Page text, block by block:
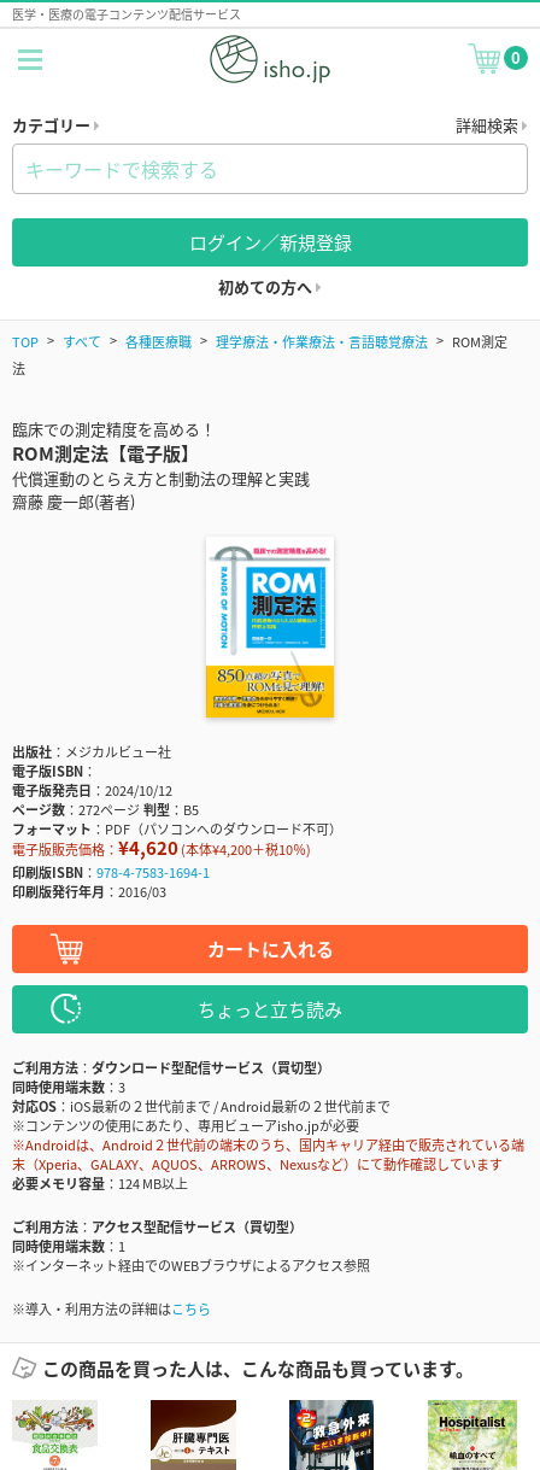
医学・医療の電子コンテンツ配信サービス
0
カテゴリー 詳細検索
ログイン／新規登録
初めての方へ
TOP すべて 各種医療職 理学療法・作業療法・言語聴覚療法
ROM測定
法
臨床での測定精度を高める！
ROM測定法【電子版】
代償運動のとらえ方と制動法の理解と実践
齋藤 慶一郎(著者)
出版社
メジカルビュー社
電子版ISBN
電子版発売日
2024/10/12
ページ数
272ページ判型
B5
フォーマット
PDF（パソコンへのダウンロード不可）
電子版販売価格： ¥4,620(本体¥4,200＋税10％)
印刷版ISBN
978-4-7583-1694-1
印刷版発行年月
2016/03
カートに入れる
ちょっと立ち読み
ご利用方法
ダウンロード型配信サービス（買切型）
同時使用端末数
3
対応OS
iOS最新の２世代前まで / Android最新の２世代前まで
※コンテンツの使用にあたり、専用ビューアisho.jpが必要
※Androidは、Android２世代前の端末のうち、国内キャリア経由で販売されている端
末（Xperia、GALAXY、AQUOS、ARROWS、Nexusなど）にて動作確認しています
必要メモリ容量
124 MB以上
ご利用方法
アクセス型配信サービス（買切型）
同時使用端末数
1
※インターネット経由でのWEBブラウザによるアクセス参照
※導入・利用方法の詳細はこちら
この商品を買った人は、こんな商品も買っています。